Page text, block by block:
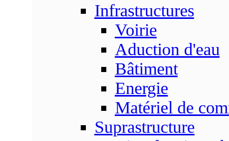
Infrastructures
Voirie
Aduction d'eau
Bâtiment
Energie
Matériel de
Suprastructure